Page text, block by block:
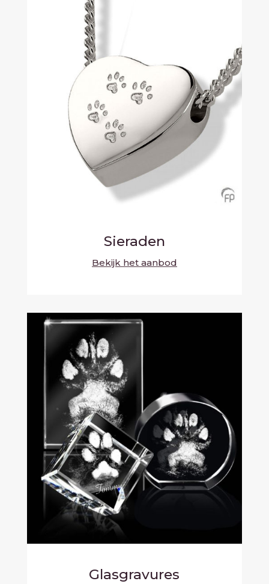
Sieraden
Bekijk het aanbod
Glasgravures